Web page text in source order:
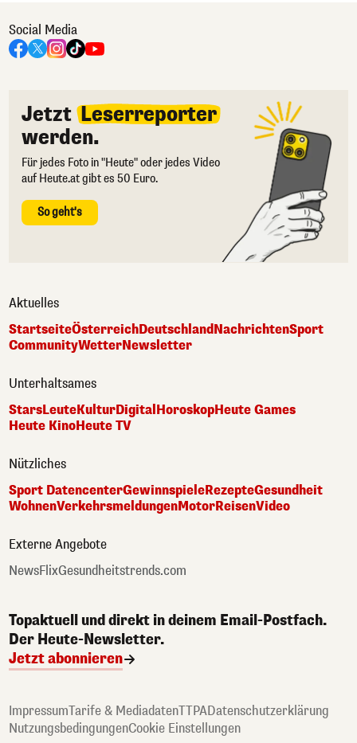
Social Media
Jetzt Leserreporter
werden.
Für jedes Foto in "Heute" oder jedes Video
auf Heute.at gibt es 50 Euro.
So geht's
Aktuelles
StartseiteÖsterreichDeutschlandNachrichtenSport
CommunityWetterNewsletter
Unterhaltsames
StarsLeuteKulturDigitalHoroskopHeute Games
Heute KinoHeute TV
Nützliches
Sport DatencenterGewinnspieleRezepteGesundheit
WohnenVerkehrsmeldungenMotorReisenVideo
Externe Angebote
NewsFlixGesundheitstrends.com
Topaktuell und direkt in deinem Email-Postfach.
Der Heute-Newsletter.
Jetzt abonnieren
ImpressumTarife & MediadatenTTPADatenschutzerklärung
NutzungsbedingungenCookie Einstellungen